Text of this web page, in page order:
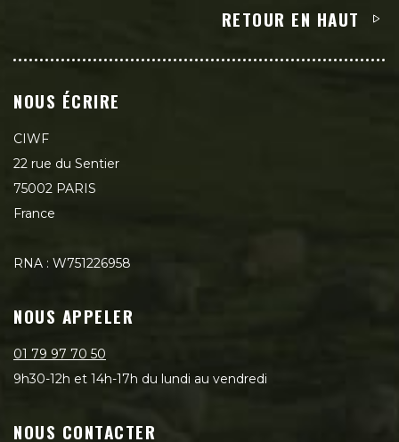
RETOUR EN HAUT
NOUS ÉCRIRE
CIWF
22 rue du Sentier
75002 PARIS
France
RNA : W751226958
NOUS APPELER
01 79 97 70 50
9h30-12h et 14h-17h du lundi au vendredi
NOUS CONTACTER